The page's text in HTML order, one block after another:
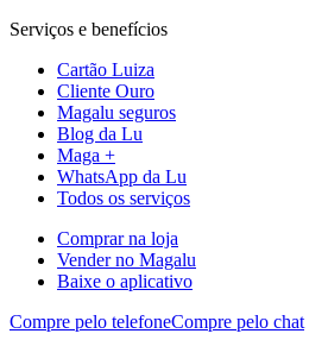
Serviços e benefícios
Cartão Luiza
Cliente Ouro
Magalu seguros
Blog da Lu
Maga +
WhatsApp da Lu
Todos os serviços
Comprar na loja
Vender no Magalu
Baixe o aplicativo
Compre pelo telefoneCompre pelo chat